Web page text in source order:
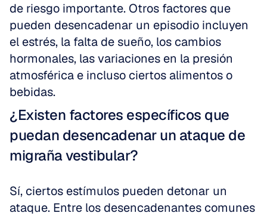
de riesgo importante. Otros factores que
pueden desencadenar un episodio incluyen
el estrés, la falta de sueño, los cambios
hormonales, las variaciones en la presión
atmosférica e incluso ciertos alimentos o
bebidas.
¿Existen factores específicos que
puedan desencadenar un ataque de
migraña vestibular?
Sí, ciertos estímulos pueden detonar un
ataque. Entre los desencadenantes comunes